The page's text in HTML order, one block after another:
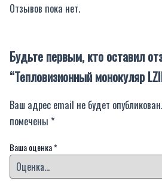
Отзывов пока нет.
Будьте первым, кто оставил
“Тепловизионный монокуляр
Ваш адрес email не будет опубликован.
помечены *
Ваша оценка*